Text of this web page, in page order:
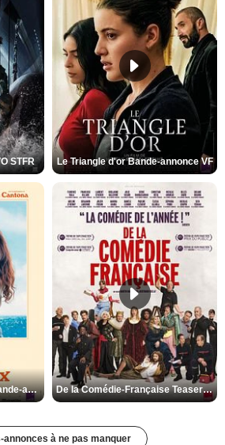
STFR Le Triangle d'or Bande-annonce VF
Les Matins merveilleux Bande-annonce VF De la Comédie-Française Teaser VF
annonces à ne pas manquer